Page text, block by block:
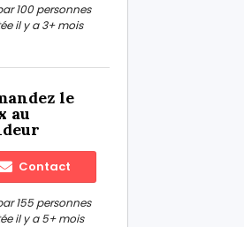
100 personnes
il y a 3+ mois
le
au
Contact
155 personnes
il y a 5+ mois